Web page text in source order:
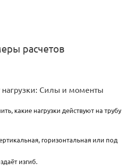
расчетов
нагрузки: Силы и моменты
какие нагрузки действуют на трубу
горизонтальная или под
изгиб.